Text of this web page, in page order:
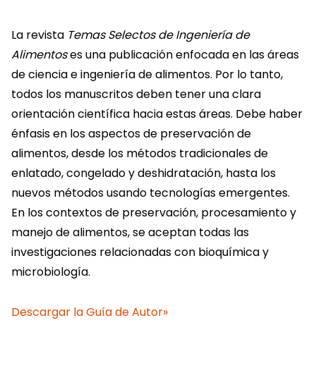
La revista Temas Selectos de Ingeniería de
Alimentoses una publicación enfocada en las áreas
de ciencia e ingeniería de alimentos. Por lo tanto,
todos los manuscritos deben tener una clara
orientación científica hacia estas áreas. Debe haber
énfasis en los aspectos de preservación de
alimentos, desde los métodos tradicionales de
enlatado, congelado y deshidratación, hasta los
nuevos métodos usando tecnologías emergentes.
En los contextos de preservación, procesamiento y
manejo de alimentos, se aceptan todas las
investigaciones relacionadas con bioquímica y
microbiología.
Descargar la Guía de Autor»